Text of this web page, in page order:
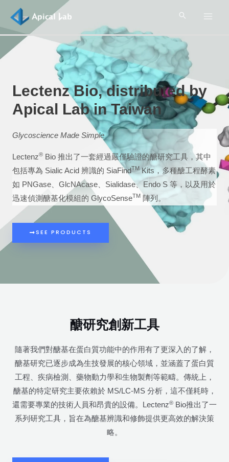
Lectenz Bio, distributed by
Apical Lab in Taiwan
Glycoscience Made Simple
Lectenz® Bio 推出了一套經過嚴僅驗證的醣研究工具，其中
包括專為 Sialic Acid 辨識的 SiaFindTMKits，多種醣工程酵素
如 PNGase、GlcNAcase、Sialidase、Endo S 等，以及用於
迅速偵測醣基化模組的 GlycoSenseTM 陣列。
SEE PRODUCTS
醣研究創新工具
隨著我們對醣基在蛋白質功能中的作用有了更深入的了解，
醣基研究已逐步成為生技發展的核心領域，並涵蓋了蛋白質
工程、疾病檢測、藥物動力學和生物製劑等範疇。傳統上，
醣基的特定研究主要依賴於 MS/LC-MS 分析，這不僅耗時，
還需要專業的技術人員和昂貴的設備。Lectenz® Bio推出了一
系列研究工具，旨在為醣基辨識和修飾提供更高效的解決策
略。